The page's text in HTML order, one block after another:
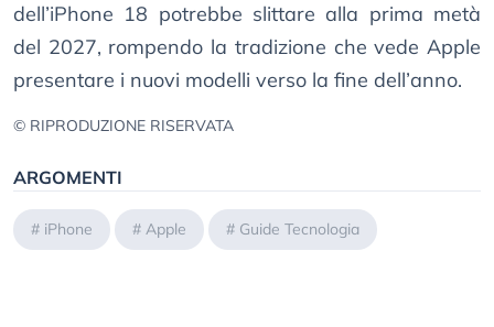
dell’iPhone 18 potrebbe slittare alla prima metà
del 2027, rompendo la tradizione che vede Apple
presentare i nuovi modelli verso la fine dell’anno.
© RIPRODUZIONE RISERVATA
ARGOMENTI
# iPhone # Apple # Guide Tecnologia